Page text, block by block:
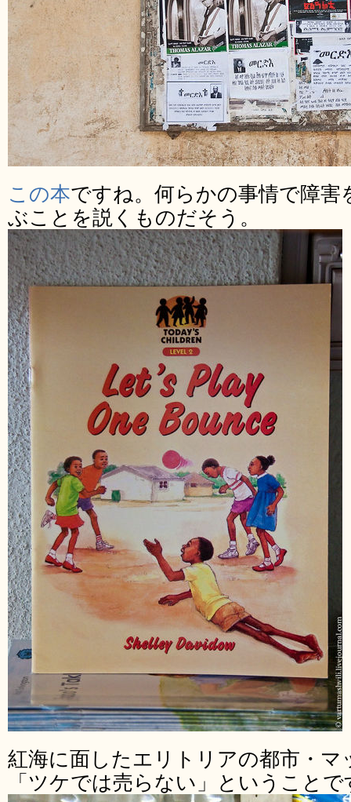
この本ですね。何らかの事情で障害
ぶことを説くものだそう。
紅海に面したエリトリアの都市・マ
「ツケでは売らない」ということで